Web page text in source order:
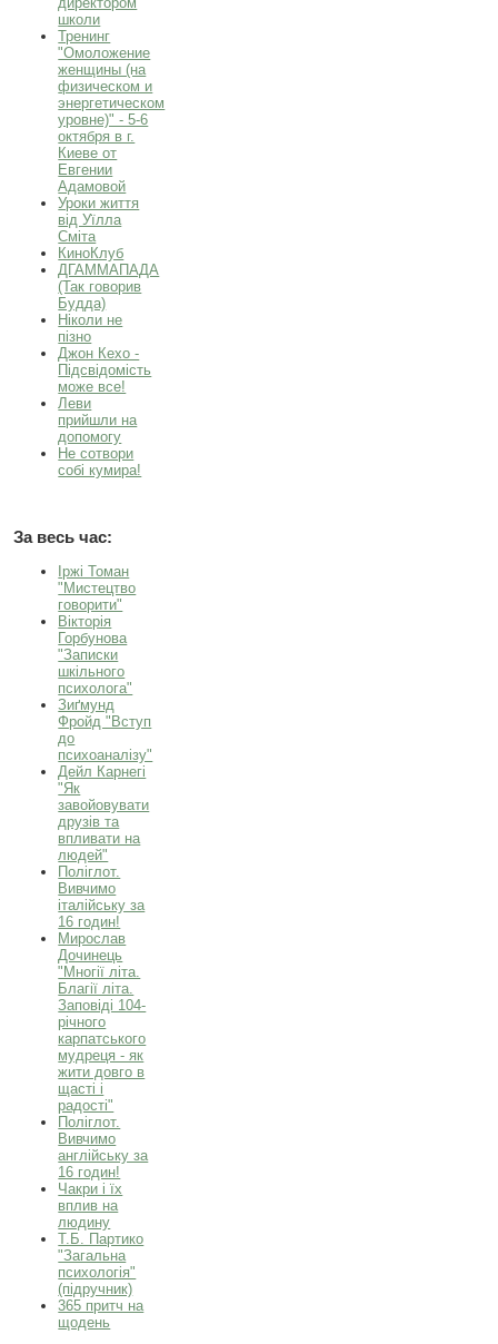
школи
Тренинг
"Омоложение
женщины (на
физическом и
энергетическом
уровне)" - 5-6
октября в г.
Киеве от
Евгении
Адамовой
Уроки життя
від Уїлла
Сміта
КиноКлуб
ДГАММАПАДА
(Так говорив
Будда)
Ніколи не
пізно
Джон Кехо -
Підсвідомість
може все!
Леви
прийшли на
допомогу
Не сотвори
собі кумира!
За весь час:
Іржі Томан
"Мистецтво
говорити"
Вікторія
Горбунова
"Записки
шкільного
психолога"
Зиґмунд
Фройд "Вступ
до
психоаналізу"
Дейл Карнегі
"Як
завойовувати
друзів та
впливати на
людей"
Поліглот.
Вивчимо
італійську за
16 годин!
Мирослав
Дочинець
"Многії літа.
Благії літа.
Заповіді 104-
річного
карпатського
мудреця - як
жити довго в
щасті і
радості"
Поліглот.
Вивчимо
англійську за
16 годин!
Чакри і їх
вплив на
людину
Т.Б. Партико
"Загальна
психологія"
(підручник)
365 притч на
щодень